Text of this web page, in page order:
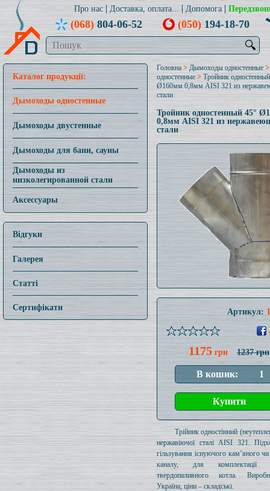
Про нас Доставка, оплата... Допомога
(068)804-06-52 (050)194-18-70
🔍
Каталог продукції:
Дымоходы одностенные
Дымоходы двустенные
Дымоходы для бани, сауны
Дымоходы из
низколегированной стали
Аксессуары
Відгуки
Галерея
Статті
Сертифікати
Головна > Дымоходы одностенные
одностенные >Тройник
Ø160мм 0,8мм AISI 321 из
стали
Тройник одностенный 45°
0,8мм AISI 321 из
стали
Артикул:
1175 грн 1237 грн
Трійник одностінний
нержавіючої сталі AISI 321.
гільзування існуючого кам’яного
каналу, для комплектації
твердопаливного котла.
Україна, ціни – складські.